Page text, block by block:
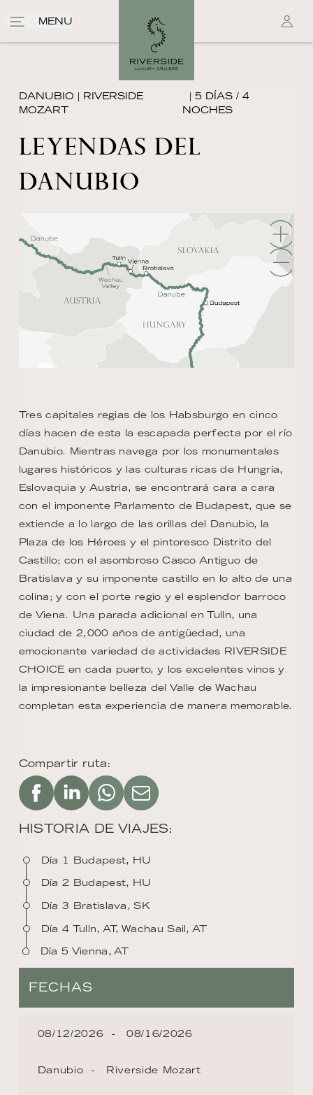
MENU
DANUBIO | RIVERSIDE
MOZART
| 5 DÍAS / 4
NOCHES
LEYENDAS DEL
DANUBIO
Compartir ruta:
HISTORIA DE VIAJES:
Día 1 Budapest, HU
Día 2 Budapest, HU
Día 3 Bratislava, SK
Día 4 Tulln, AT, Wachau Sail, AT
Día 5 Vienna, AT
Tres capitales regias de los Habsburgo en cinco
días hacen de esta la escapada perfecta por el río
Danubio. Mientras navega por los monumentales
lugares históricos y las culturas ricas de Hungría,
Eslovaquia y Austria, se encontrará cara a cara
con el imponente Parlamento de Budapest, que se
extiende a lo largo de las orillas del Danubio, la
Plaza de los Héroes y el pintoresco Distrito del
Castillo; con el asombroso Casco Antiguo de
Bratislava y su imponente castillo en lo alto de una
colina; y con el porte regio y el esplendor barroco
de Viena. Una parada adicional en Tulln, una
ciudad de 2,000 años de antigüedad, una
emocionante variedad de actividades RIVERSIDE
CHOICE en cada puerto, y los excelentes vinos y
la impresionante belleza del Valle de Wachau
completan esta experiencia de manera memorable.
FECHAS
08/12/2026 08/16/2026
Danubio Riverside Mozart